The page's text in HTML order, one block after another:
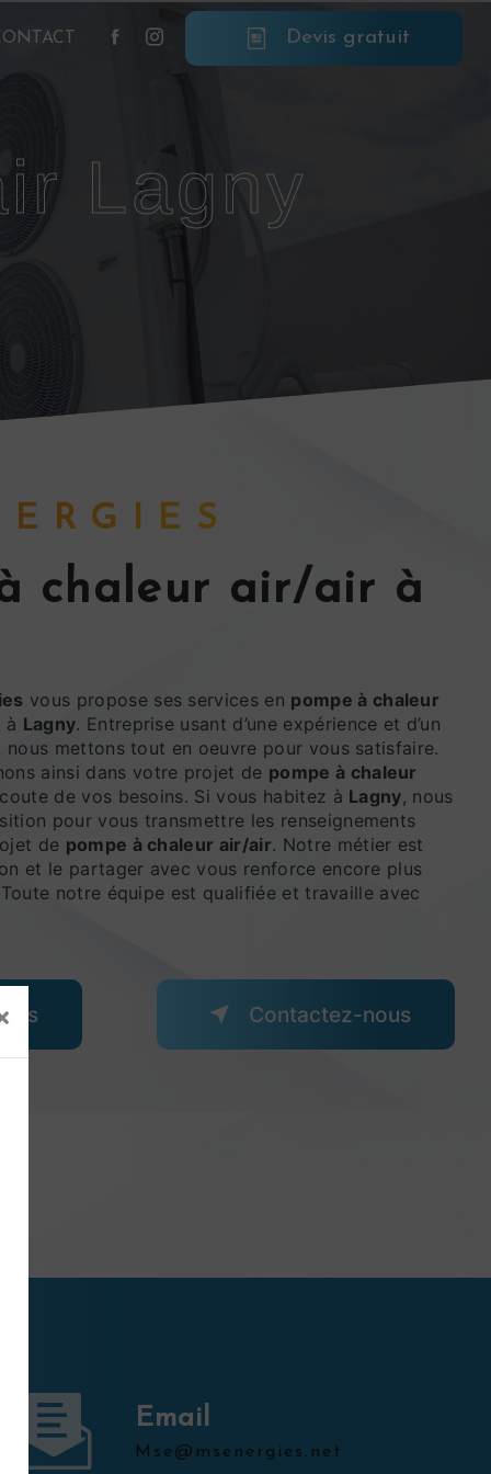
Devis gratuit
Lagny
vous propose ses services en pompe à chaleur
à Lagny. Entreprise usant d’une expérience et d’un
mettons tout en oeuvre pour vous satisfaire.
ainsi dans votre projet de pompe à chaleur
de vos besoins. Si vous habitez à Lagny, nous
pour vous transmettre les renseignements
de pompe à chaleur air/air. Notre métier est
et le partager avec vous renforce encore plus
notre équipe est qualifiée et travaille avec
Contactez-nous
Email
mse@msenergies.net